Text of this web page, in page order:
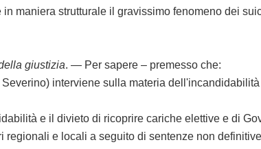
strutturale il gravissimo fenomeno dei
giustizia. — Per sapere – premesso che:
interviene sulla materia dell'incandidabilità
e il divieto di ricoprire cariche elettive e di
e locali a seguito di sentenze non